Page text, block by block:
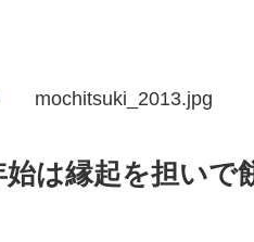
始は縁起を担いで